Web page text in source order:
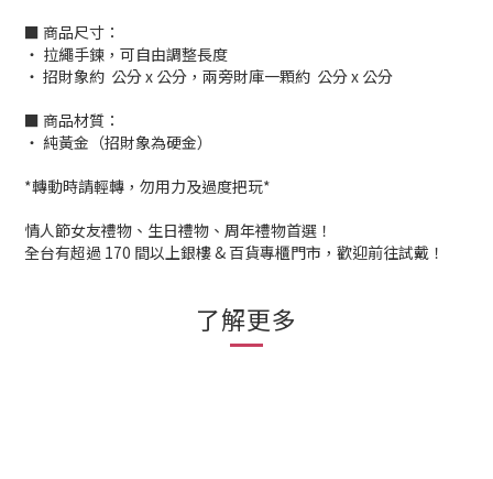
■ 商品尺寸：
‧ 拉繩手鍊，可自由調整長度
‧ 招財象約 公分 x 公分，兩旁財庫一顆約 公分 x 公分
■ 商品材質：
‧ 純黃金（招財象為硬金）
*轉動時請輕轉，勿用力及過度把玩*
情人節女友禮物、生日禮物、周年禮物首選！
全台有超過 170 間以上銀樓 & 百貨專櫃門市，歡迎前往試戴！
了解更多